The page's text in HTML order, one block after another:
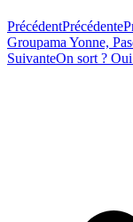
PrécédentPrécédente
Groupama Yonne,
SuivanteOn sort ?